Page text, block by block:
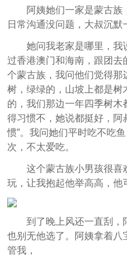
阿姨她们一家是蒙古
日常沟通没问题，大叔沉默
她问我老家是哪里，我
过香港澳门和海南，跟团去
个蒙古族，我问他们觉得那
树，绿绿的，山坡上都是树
的，我们那边一年四季树
得习惯不，她说都挺好，阿
惯”。我问她们平时吃不吃
次，不太爱吃。
这个蒙古族小男孩很喜
玩，让我抱起他举高高，他
到了晚上风还一直刮，
也别无他选了。阿姨拿着八
管我，